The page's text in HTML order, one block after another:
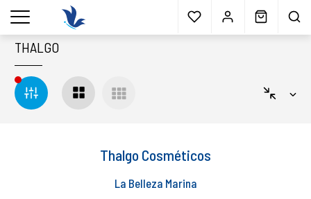
Envío gratisa partir 40€* Muestras gratis Blog
menu
THALGO
Thalgo Cosméticos
La Belleza Marina